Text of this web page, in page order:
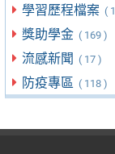
學習歷程檔案 (
獎助學金 ( 169 )
流感新聞 ( 17 )
防疫專區 ( 118 )